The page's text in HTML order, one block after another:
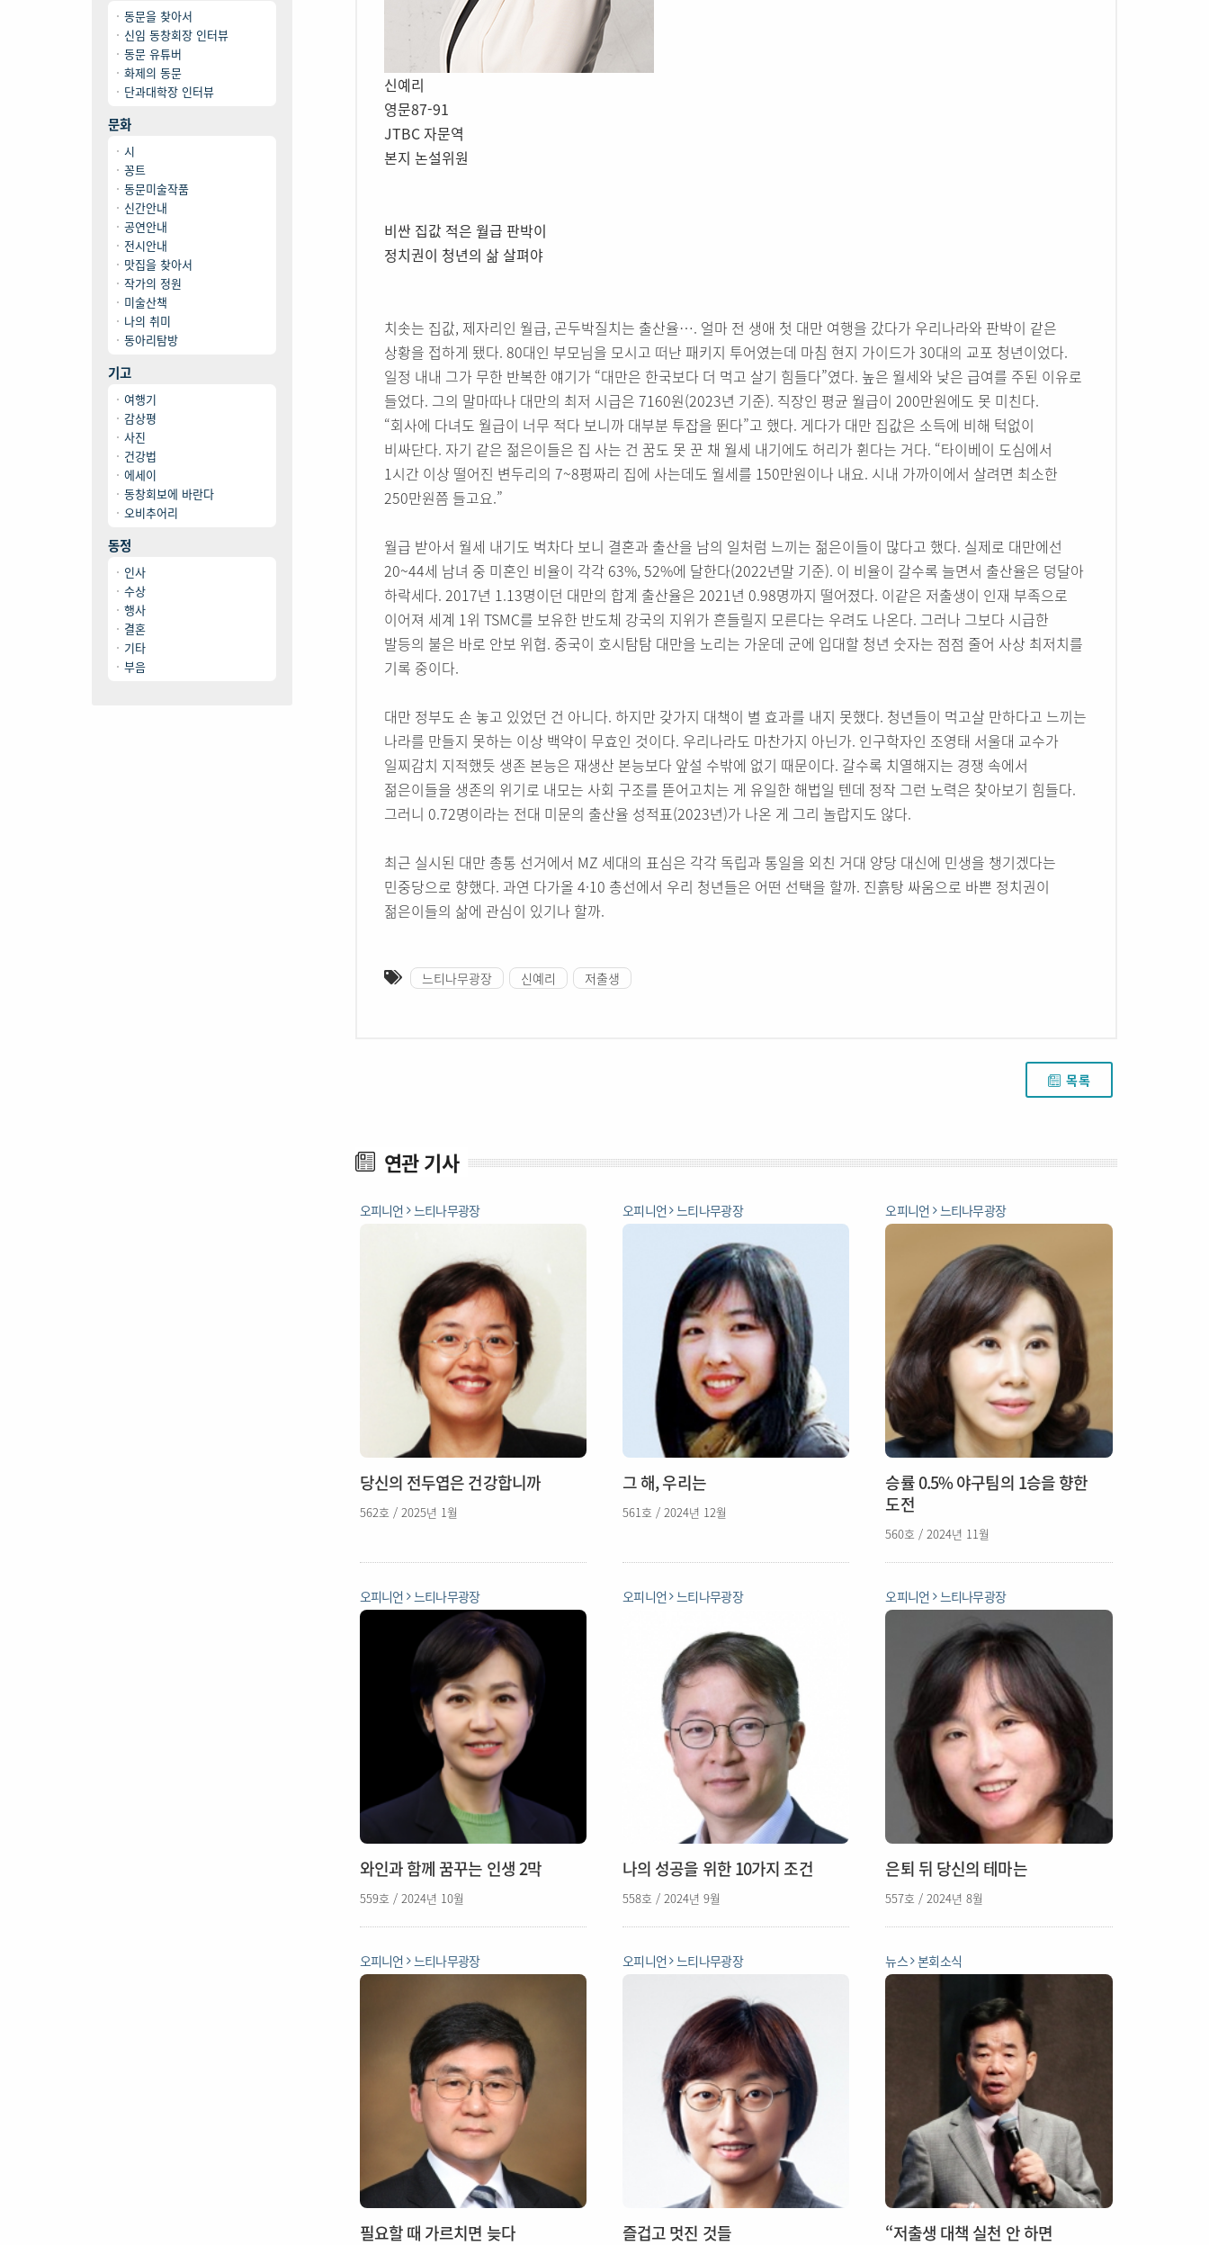
동문을 찾아서
신임 동창회장 인터뷰
동문 유튜버
화제의 동문
단과대학장 인터뷰
문화
시
꽁트
동문미술작품
신간안내
공연안내
전시안내
맛집을 찾아서
작가의 정원
미술산책
나의 취미
동아리탐방
기고
여행기
감상평
사진
건강법
에세이
동창회보에 바란다
오비추어리
동정
인사
수상
행사
결혼
기타
부음
신예리
영문87-91
JTBC 자문역
본지 논설위원
비싼 집값 적은 월급 판박이
정치권이 청년의 삶 살펴야
치솟는 집값, 제자리인 월급, 곤두박질치는 출산율…. 얼마 전 생애 첫 대만 여행을 갔다가 우리나라와 판박이 같은
상황을 접하게 됐다. 80대인 부모님을 모시고 떠난 패키지 투어였는데 마침 현지 가이드가 30대의 교포 청년이었다.
일정 내내 그가 무한 반복한 얘기가 “대만은 한국보다 더 먹고 살기 힘들다”였다. 높은 월세와 낮은 급여를 주된 이유로
들었다. 그의 말마따나 대만의 최저 시급은 7160원(2023년 기준). 직장인 평균 월급이 200만원에도 못 미친다.
“회사에 다녀도 월급이 너무 적다 보니까 대부분 투잡을 뛴다”고 했다. 게다가 대만 집값은 소득에 비해 턱없이
비싸단다. 자기 같은 젊은이들은 집 사는 건 꿈도 못 꾼 채 월세 내기에도 허리가 휜다는 거다. “타이베이 도심에서
1시간 이상 떨어진 변두리의 7~8평짜리 집에 사는데도 월세를 150만원이나 내요. 시내 가까이에서 살려면 최소한
250만원쯤 들고요.”
월급 받아서 월세 내기도 벅차다 보니 결혼과 출산을 남의 일처럼 느끼는 젊은이들이 많다고 했다. 실제로 대만에선
20~44세 남녀 중 미혼인 비율이 각각 63%, 52%에 달한다(2022년말 기준). 이 비율이 갈수록 늘면서 출산율은 덩달아
하락세다. 2017년 1.13명이던 대만의 합계 출산율은 2021년 0.98명까지 떨어졌다. 이같은 저출생이 인재 부족으로
이어져 세계 1위 TSMC를 보유한 반도체 강국의 지위가 흔들릴지 모른다는 우려도 나온다. 그러나 그보다 시급한
발등의 불은 바로 안보 위협. 중국이 호시탐탐 대만을 노리는 가운데 군에 입대할 청년 숫자는 점점 줄어 사상 최저치를
기록 중이다.
대만 정부도 손 놓고 있었던 건 아니다. 하지만 갖가지 대책이 별 효과를 내지 못했다. 청년들이 먹고살 만하다고 느끼는
나라를 만들지 못하는 이상 백약이 무효인 것이다. 우리나라도 마찬가지 아닌가. 인구학자인 조영태 서울대 교수가
일찌감치 지적했듯 생존 본능은 재생산 본능보다 앞설 수밖에 없기 때문이다. 갈수록 치열해지는 경쟁 속에서
젊은이들을 생존의 위기로 내모는 사회 구조를 뜯어고치는 게 유일한 해법일 텐데 정작 그런 노력은 찾아보기 힘들다.
그러니 0.72명이라는 전대 미문의 출산율 성적표(2023년)가 나온 게 그리 놀랍지도 않다.
최근 실시된 대만 총통 선거에서 MZ 세대의 표심은 각각 독립과 통일을 외친 거대 양당 대신에 민생을 챙기겠다는
민중당으로 향했다. 과연 다가올 4·10 총선에서 우리 청년들은 어떤 선택을 할까. 진흙탕 싸움으로 바쁜 정치권이
젊은이들의 삶에 관심이 있기나 할까.
느티나무광장 신예리 저출생
목록
연관 기사
오피니언 느티나무광장
당신의 전두엽은 건강합니까
562호 / 2025년 1월
오피니언 느티나무광장
그 해, 우리는
561호 / 2024년 12월
오피니언 느티나무광장
승률 0.5% 야구팀의 1승을 향한
도전
560호 / 2024년 11월
오피니언 느티나무광장
와인과 함께 꿈꾸는 인생 2막
559호 / 2024년 10월
오피니언 느티나무광장
나의 성공을 위한 10가지 조건
558호 / 2024년 9월
오피니언 느티나무광장
은퇴 뒤 당신의 테마는
557호 / 2024년 8월
오피니언 느티나무광장
필요할 때 가르치면 늦다
오피니언 느티나무광장
즐겁고 멋진 것들
뉴스 본회소식
“저출생 대책 실천 안 하면